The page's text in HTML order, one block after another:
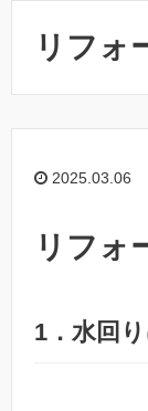
リフォ
2025.03.06
リフォ
1．水回